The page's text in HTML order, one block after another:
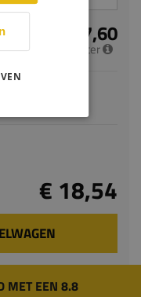
€ 7,60
per meter
€ 18,54
MET EEN 8.8